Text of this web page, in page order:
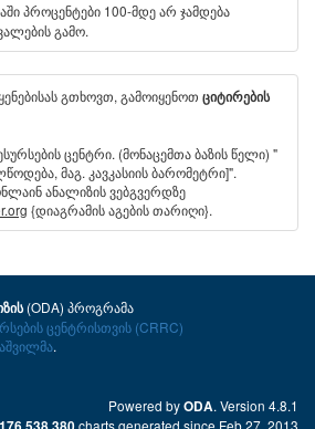
პროცენტები 100-მდე არ ჯამდება
გამო.
გთხოვთ, გამოიყენოთ ციტირების
ცენტრი. (მონაცემთა ბაზის წელი) "
მაგ. კავკასიის ბარომეტრი]".
ანალიზის ვებგვერდზე
{დიაგრამის აგების თარიღი}.
(ODA) პროგრამა
ცენტრისთვის (CRRC)
.
Powered byODA. Version 4.8.1
charts generated since Feb 27, 2013